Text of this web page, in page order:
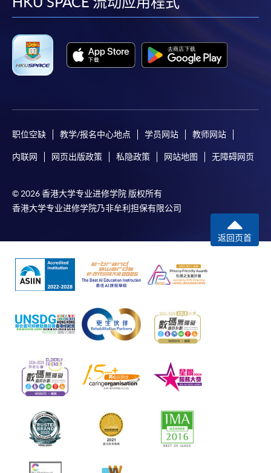
facebook
youtube
linkedin
职位空缺 教学/报名中心地点 学员网站 教师网站
内联网 网页出版政策 私隐政策 网站地图 无障碍网页
© 2026 香港大学专业进修学院 版权所有
香港大学专业进修学院乃非牟利担保有限公司
返回页首